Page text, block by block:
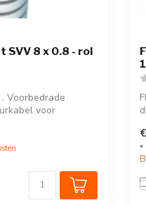
SVV 8 x 0.8 - rol
Voorbedrade
voor
*